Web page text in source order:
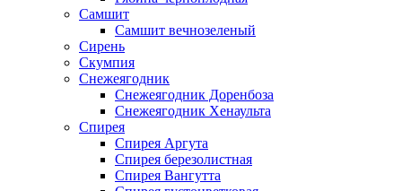
Самшит
Cамшит вечнозеленый
Сирень
Скумпия
Снежеягодник
Снежеягодник Доренбоза
Снежеягодник Хенаульта
Спирея
Спирея Аргута
Спирея березолистная
Спирея Вангутта